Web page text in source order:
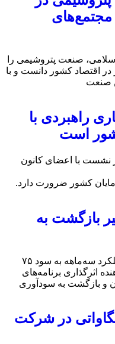
صنعت پتروشیمی را
در اقتصاد کشور دانست و با
صنعت
راهبردی با
است
نشست با اعضای کانون
کشور ضرورت دارد.
بازگشت به
شرکت فرآورده‌های نسوز ایران در عملکرد سه‌ماهه به سود ۷۵
اثرگذاری برنامه‌های
و بازگشت به سودآوری
نیروگاه گازی ۲۴ مگاواتی در شرکت